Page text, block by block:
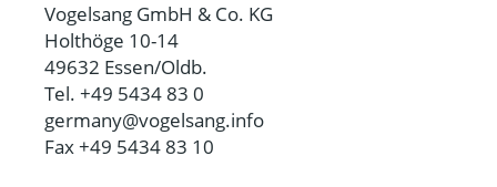
Vogelsang GmbH & Co. KG
Holthöge 10-14
49632 Essen/Oldb.
Tel. +49 5434 83 0
germany@vogelsang.info
Fax +49 5434 83 10